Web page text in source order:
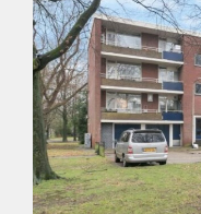
Geschikt voor